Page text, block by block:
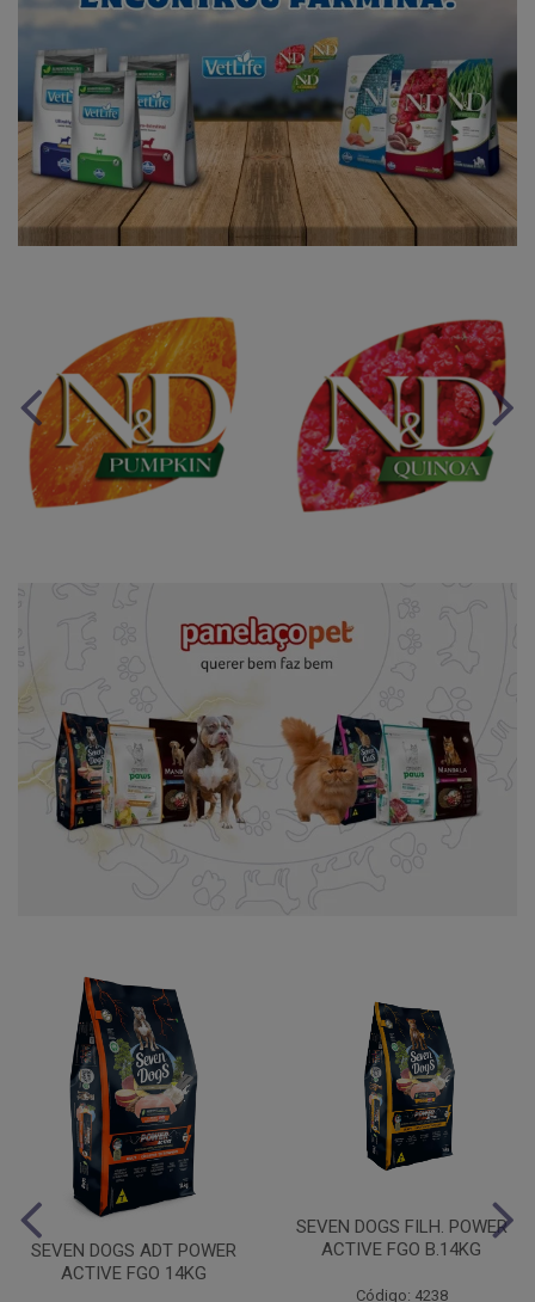
SEVEN DOGS ADT POWER
ACTIVE FGO 14KG
SEVEN DOGS FILH. POWER
ACTIVE FGO B.14KG
Código: 4238